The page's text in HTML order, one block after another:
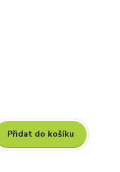
Přidat do košíku